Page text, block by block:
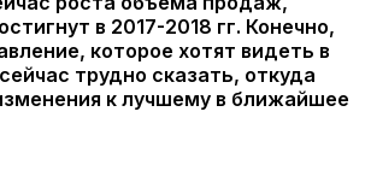
в 2017-2018 гг. Конечно,
которое хотят видеть в
трудно сказать, откуда
к лучшему в ближайшее